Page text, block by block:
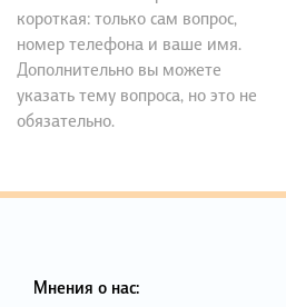
короткая: только сам вопрос,
номер телефона и ваше имя.
Дополнительно вы можете
указать тему вопроса, но это не
обязательно.
Мнения о нас: